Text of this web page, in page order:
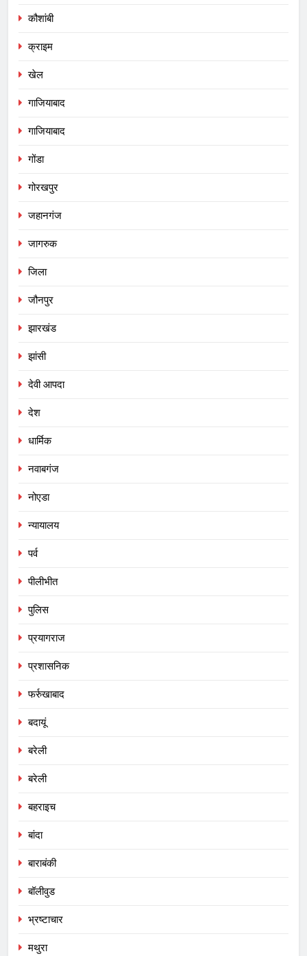
कौशांबी
क्राइम
खेल
गाजियाबाद
गाजियाबाद
गोंडा
गोरखपुर
जहानगंज
जागरुक
जिला
जौनपुर
झारखंड
झांसी
देवी आपदा
देश
धार्मिक
नवाबगंज
नोएडा
न्यायालय
पर्व
पीलीभीत
पुलिस
प्रयागराज
प्रशासनिक
फर्रुखाबाद
बदायूं
बरेली
बरेली
बहराइच
बांदा
बाराबंकी
बॉलीवुड
भ्रष्टाचार
मथुरा